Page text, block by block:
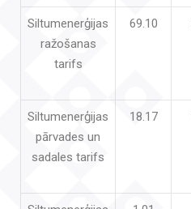
Siltumenerģijas
ražošanas
tarifs
69.10
Siltumenerģijas
pārvades un
sadales tarifs
18.17